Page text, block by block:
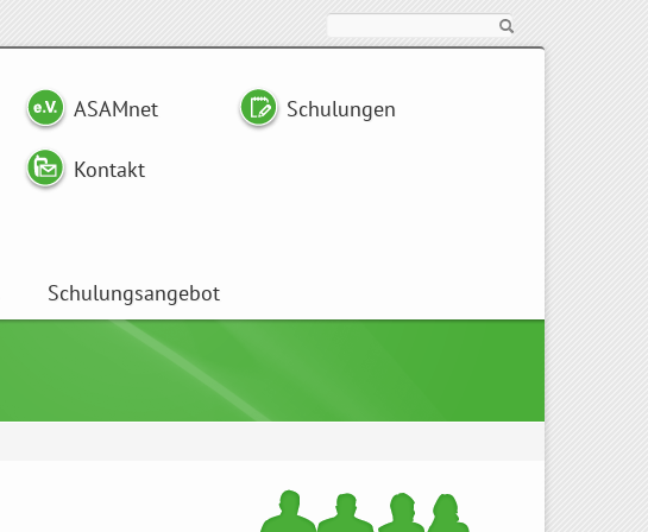
ASAMnet Schulungen
Kontakt
Schulungsangebot